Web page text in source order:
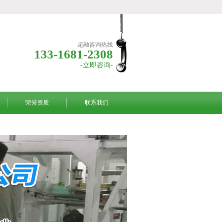
超融咨询热线
133-1681-2308
-立即咨询-
荣誉资质 联系我们